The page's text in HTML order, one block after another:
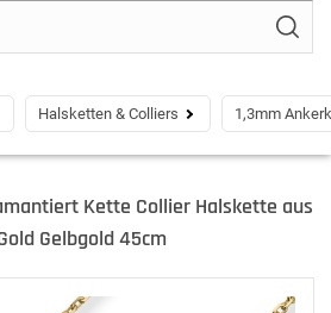
Halsketten & Colliers 1,3mm
Kette Collier Halskette aus
Gelbgold 45cm